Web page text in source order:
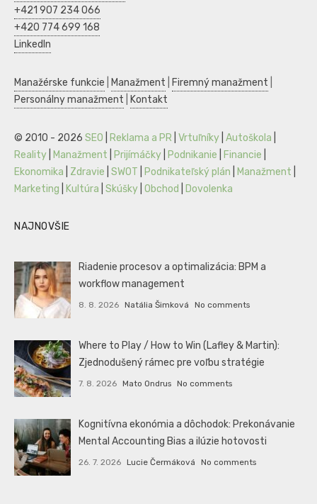
+421 907 234 066
+420 774 699 168
LinkedIn
Manažérske funkcie Manažment Firemný manažment
Personálny manažment
Kontakt
© 2010 - 2026 SEO Reklama a PR Vrtuľníky Autoškola
Reality
Manažment Prijímáčky Podnikanie Financie
Ekonomika
Zdravie SWOT Podnikateľský plán Manažment
Marketing
Kultúra Skúšky Obchod Dovolenka
NAJNOVŠIE
Riadenie procesov a optimalizácia: BPM a
workflow management
8. 8. 2026 Natália Šimková No comments
Where to Play / How to Win (Lafley & Martin):
Zjednodušený rámec pre voľbu stratégie
7. 8. 2026 Mato Ondrus No comments
Kognitívna ekonómia a dôchodok: Prekonávanie
Mental Accounting Bias a ilúzie hotovosti
26. 7. 2026 Lucie Čermáková No comments